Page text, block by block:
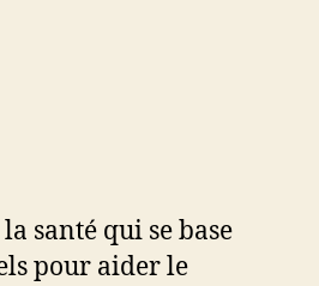
santé qui se base
pour aider le